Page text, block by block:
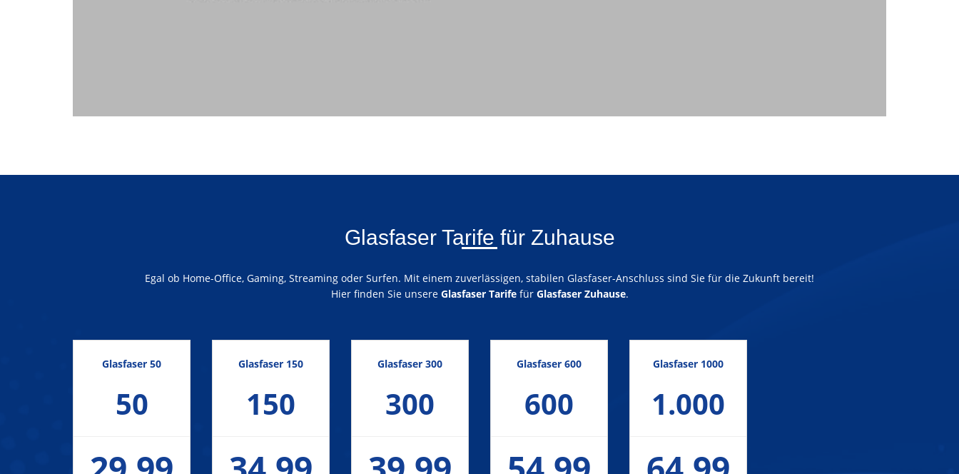
Glasfaser Tarife für Zuhause
Egal ob Home-Office, Gaming, Streaming oder Surfen. Mit einem zuverlässigen, stabilen Glasfaser-Anschluss sind Sie für die Zukunft bereit!
Hier finden Sie unsere Glasfaser Tarifefür Glasfaser Zuhause.
Glasfaser 50
50
Glasfaser 150
150
Glasfaser 300
300
Glasfaser 600
600
Glasfaser 1000
1.000